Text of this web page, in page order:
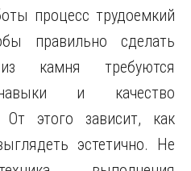
процесс трудоемкий
правильно сделать
камня требуются
навыки и качество
этого зависит, как
эстетично. Не